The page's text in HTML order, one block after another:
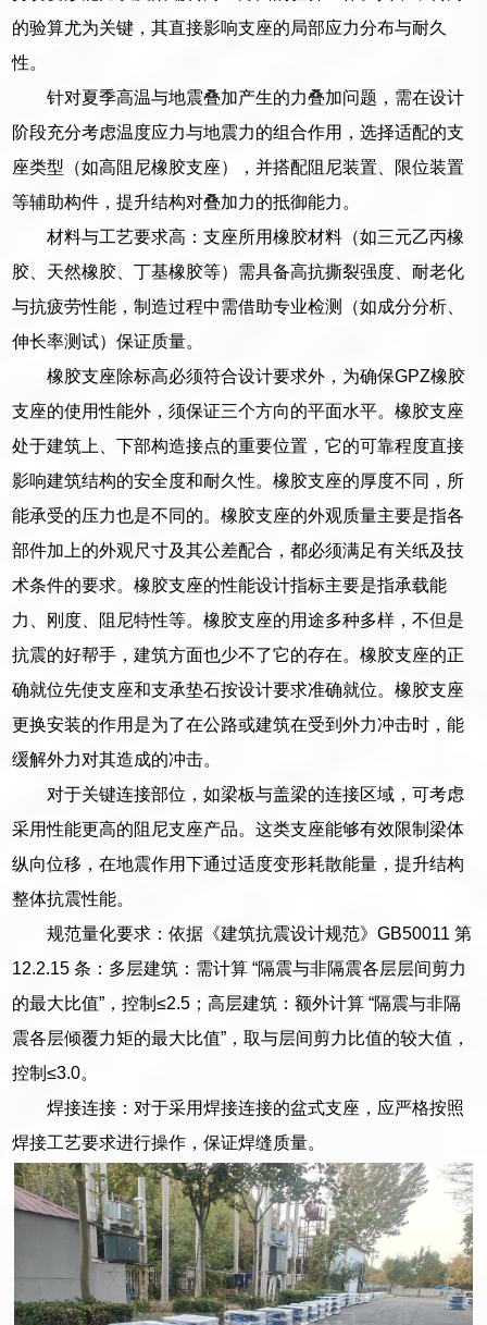
的验算尤为关键，其直接影响支座的局部应力分布与耐久
性。
针对夏季高温与地震叠加产生的力叠加问题，需在设计
阶段充分考虑温度应力与地震力的组合作用，选择适配的支
座类型（如高阻尼橡胶支座），并搭配阻尼装置、限位装置
等辅助构件，提升结构对叠加力的抵御能力。
材料与工艺要求高：支座所用橡胶材料（如三元乙丙橡
胶、天然橡胶、丁基橡胶等）需具备高抗撕裂强度、耐老化
与抗疲劳性能，制造过程中需借助专业检测（如成分分析、
伸长率测试）保证质量。
橡胶支座除标高必须符合设计要求外，为确保GPZ橡胶
支座的使用性能外，须保证三个方向的平面水平。橡胶支座
处于建筑上、下部构造接点的重要位置，它的可靠程度直接
影响建筑结构的安全度和耐久性。橡胶支座的厚度不同，所
能承受的压力也是不同的。橡胶支座的外观质量主要是指各
部件加上的外观尺寸及其公差配合，都必须满足有关纸及技
术条件的要求。橡胶支座的性能设计指标主要是指承载能
力、刚度、阻尼特性等。橡胶支座的用途多种多样，不但是
抗震的好帮手，建筑方面也少不了它的存在。橡胶支座的正
确就位先使支座和支承垫石按设计要求准确就位。橡胶支座
更换安装的作用是为了在公路或建筑在受到外力冲击时，能
缓解外力对其造成的冲击。
对于关键连接部位，如梁板与盖梁的连接区域，可考虑
采用性能更高的阻尼支座产品。这类支座能够有效限制梁体
纵向位移，在地震作用下通过适度变形耗散能量，提升结构
整体抗震性能。
规范量化要求：依据《建筑抗震设计规范》GB50011 第
12.2.15 条：多层建筑：需计算 “隔震与非隔震各层层间剪力
的最大比值”，控制≤2.5；高层建筑：额外计算 “隔震与非隔
震各层倾覆力矩的最大比值”，取与层间剪力比值的较大值，
控制≤3.0。
焊接连接：对于采用焊接连接的盆式支座，应严格按照
焊接工艺要求进行操作，保证焊缝质量。